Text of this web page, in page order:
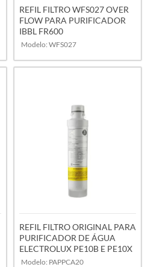
REFIL FILTRO WFS027 OVER
FLOW PARA PURIFICADOR
IBBL FR600
Modelo: WFS027
VER MAIS
REFIL FILTRO ORIGINAL PARA
PURIFICADOR DE ÁGUA
ELECTROLUX PE10B E PE10X
Modelo: PAPPCA20